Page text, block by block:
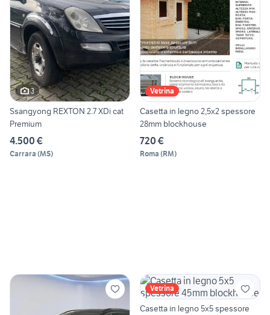
3
Ssangyong REXTON 2.7 XDi cat
Premium
4.500 €
Carrara (MS)
Vetrina
Casetta in legno 2,5x2 spessore
28mm blockhouse
720 €
Roma (RM)
Vetrina
Casetta in legno 5x5 spessore